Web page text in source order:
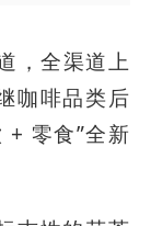
，全渠道上
咖啡品类后
+ 零食”全新